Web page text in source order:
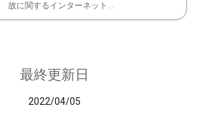
故に関するインターネット...
最終更新日
2022/04/05